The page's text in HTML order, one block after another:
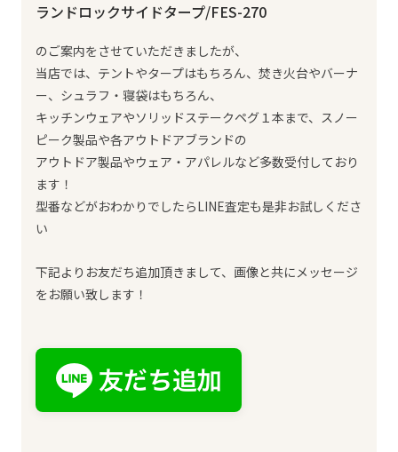
ランドロックサイドタープ/FES-270
のご案内をさせていただきましたが、
当店では、テントやタープはもちろん、焚き火台やバーナ
ー、シュラフ・寝袋はもちろん、
キッチンウェアやソリッドステークペグ１本まで、スノー
ピーク製品や各アウトドアブランドの
アウトドア製品やウェア・アパレルなど多数受付しており
ます！
型番などがおわかりでしたらLINE査定も是非お試しくださ
い
下記よりお友だち追加頂きまして、画像と共にメッセージ
をお願い致します！